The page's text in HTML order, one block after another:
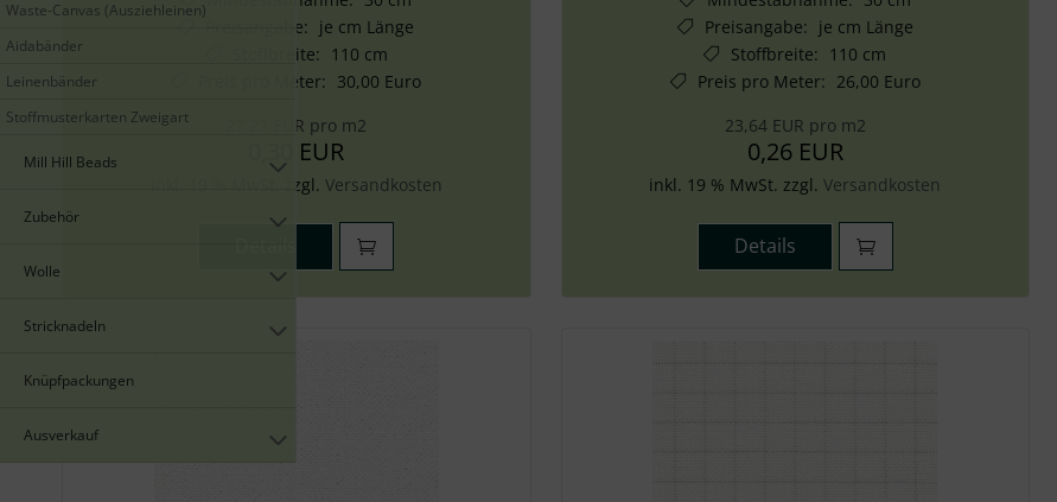
Waste-Canvas (Ausziehleinen)
Aidabänder
Leinenbänder
Stoffmusterkarten Zweigart
Mill Hill Beads
Zubehör
Wolle
Stricknadeln
Knüpfpackungen
Ausverkauf
Preisangabe: je cm Länge
Stoffbreite: 110 cm
Preis pro Meter: 30,00 Euro
27,27 EUR pro m2
0,30 EUR
inkl. 19 % MwSt. zzgl. Versandkosten
Preisangabe: je cm Länge
Stoffbreite: 110 cm
Preis pro Meter: 26,00 Euro
23,64 EUR pro m2
0,26 EUR
inkl. 19 % MwSt. zzgl.Versandkosten
Details